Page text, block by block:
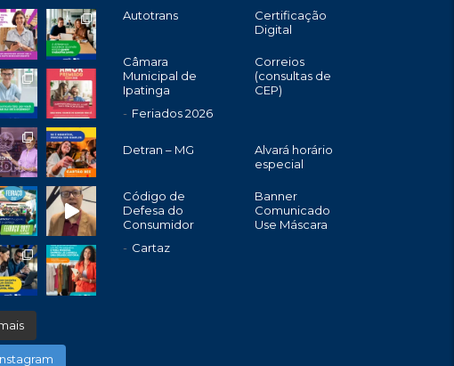
Autotrans
Certificação
Digital
Câmara
Municipal de
Ipatinga
Feriados 2026
Correios
(consultas de
CEP)
Detran – MG
Alvará horário
especial
Código de
Defesa do
Consumidor
Cartaz
Banner
Comunicado
Use Máscara